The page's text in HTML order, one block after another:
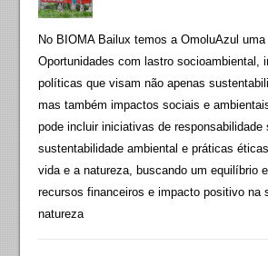
No BIOMA Bailux temos a OmoluAzul
Oportunidades com lastro socioambiental,
políticas que visam não apenas
mas também impactos sociais e
pode incluir iniciativas de responsabilidade
sustentabilidade ambiental e práticas
vida e a natureza, buscando um equilíbrio
recursos financeiros e impacto positivo na
natureza